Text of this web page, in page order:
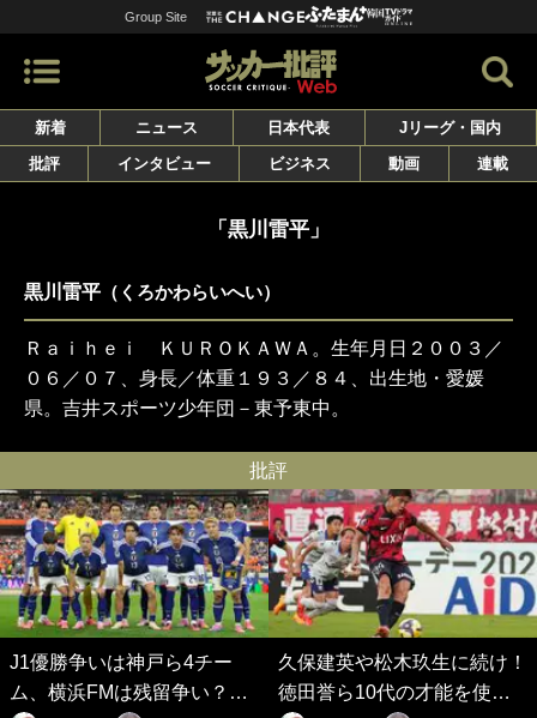
Group Site
新着 ニュース 日本代表
Jリーグ・国内
批評
インタビュー ビジネス 動画 連載
「黒川雷平」
黒川雷平 （くろかわらいへい）
Ｒａｉｈｅｉ ＫＵＲＯＫＡＷＡ。生年月日２００３／
０６／０７、身長／体重１９３／８４、出生地・愛媛
県。吉井スポーツ少年団－東予東中。
批評
J1優勝争いは神戸ら4チー
ム、横浜FMは残留争い？大
久保建英や松木玖生に続け！
徳田誉ら10代の才能を使い